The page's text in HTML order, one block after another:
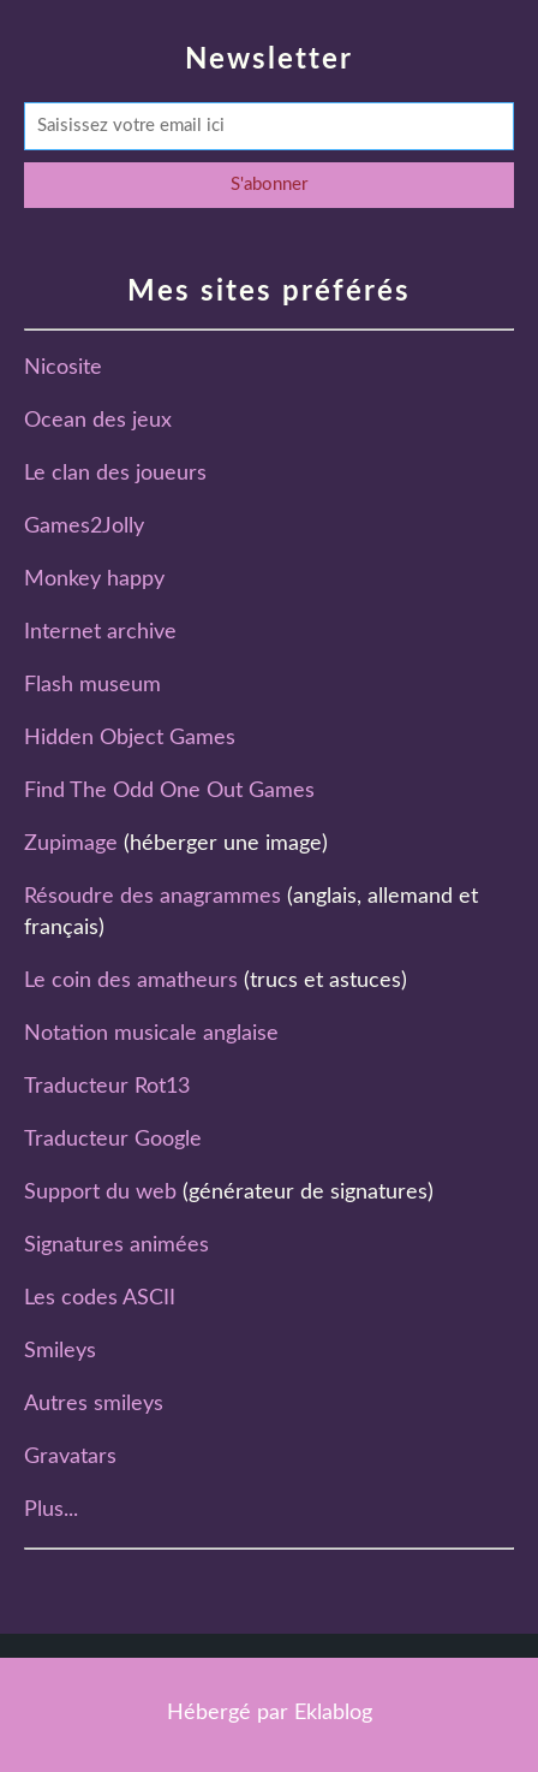
Newsletter
Mes sites préférés
Nicosite
Ocean des jeux
Le clan des joueurs
Games2Jolly
Monkey happy
Internet archive
Flash museum
Hidden Object Games
Find The Odd One Out Games
Zupimage (héberger une image)
Résoudre des anagrammes (anglais, allemand et
français)
Le coin des amatheurs (trucs et astuces)
Notation musicale anglaise
Traducteur Rot13
Traducteur Google
Support du web (générateur de signatures)
Signatures animées
Les codes ASCII
Smileys
Autres smileys
Gravatars
Plus...
Hébergé par Eklablog